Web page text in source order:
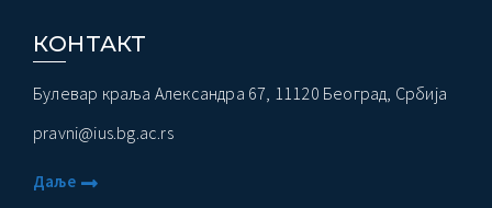
КОНТАКТ
Булевар краља Александра 67, 11120 Београд, Србија
pravni@ius.bg.ac.rs
Даље